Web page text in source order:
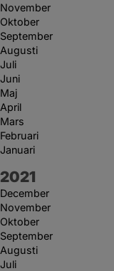
November
Oktober
September
Augusti
Juli
Juni
Maj
April
Mars
Februari
Januari
År:
2021
December
November
Oktober
September
Augusti
Juli